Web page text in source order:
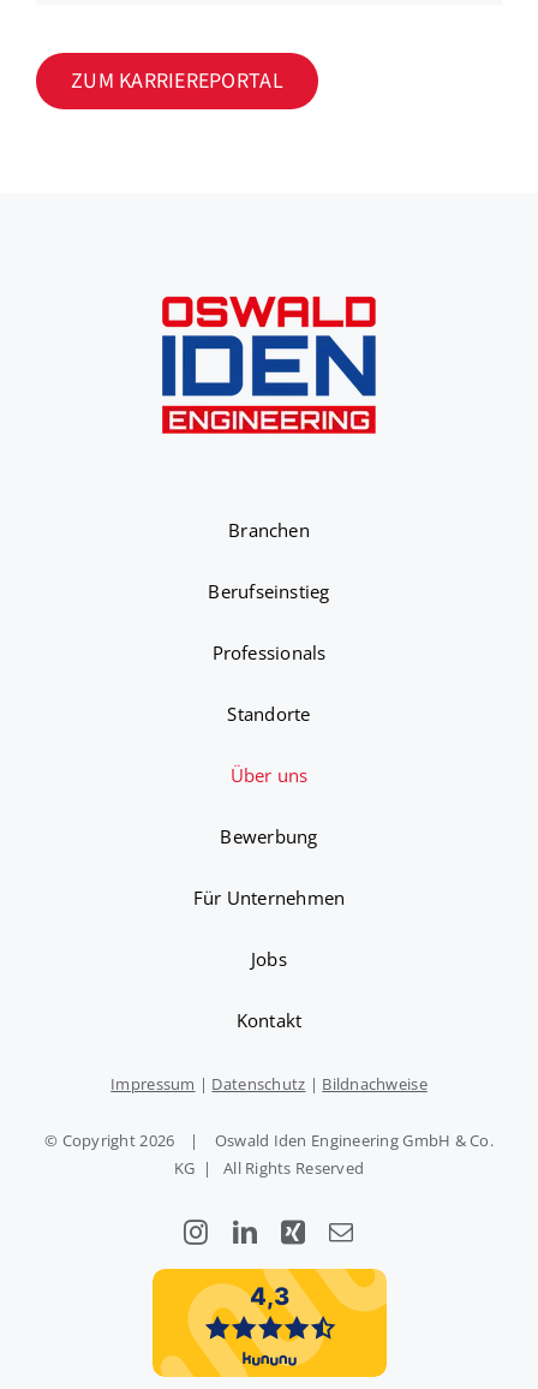
ZUM KARRIEREPORTAL
Branchen
Berufseinstieg
Professionals
Standorte
Über uns
Bewerbung
Für Unternehmen
Jobs
Kontakt
Impressum | Datenschutz | Bildnachweise
© Copyright2026 | Oswald Iden Engineering GmbH & Co.
KG | All Rights Reserved